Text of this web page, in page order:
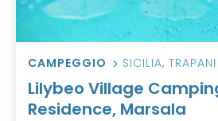
CAMPEGGIO SICILIA, TRAPANI
Lilybeo Village
Residence, Marsala